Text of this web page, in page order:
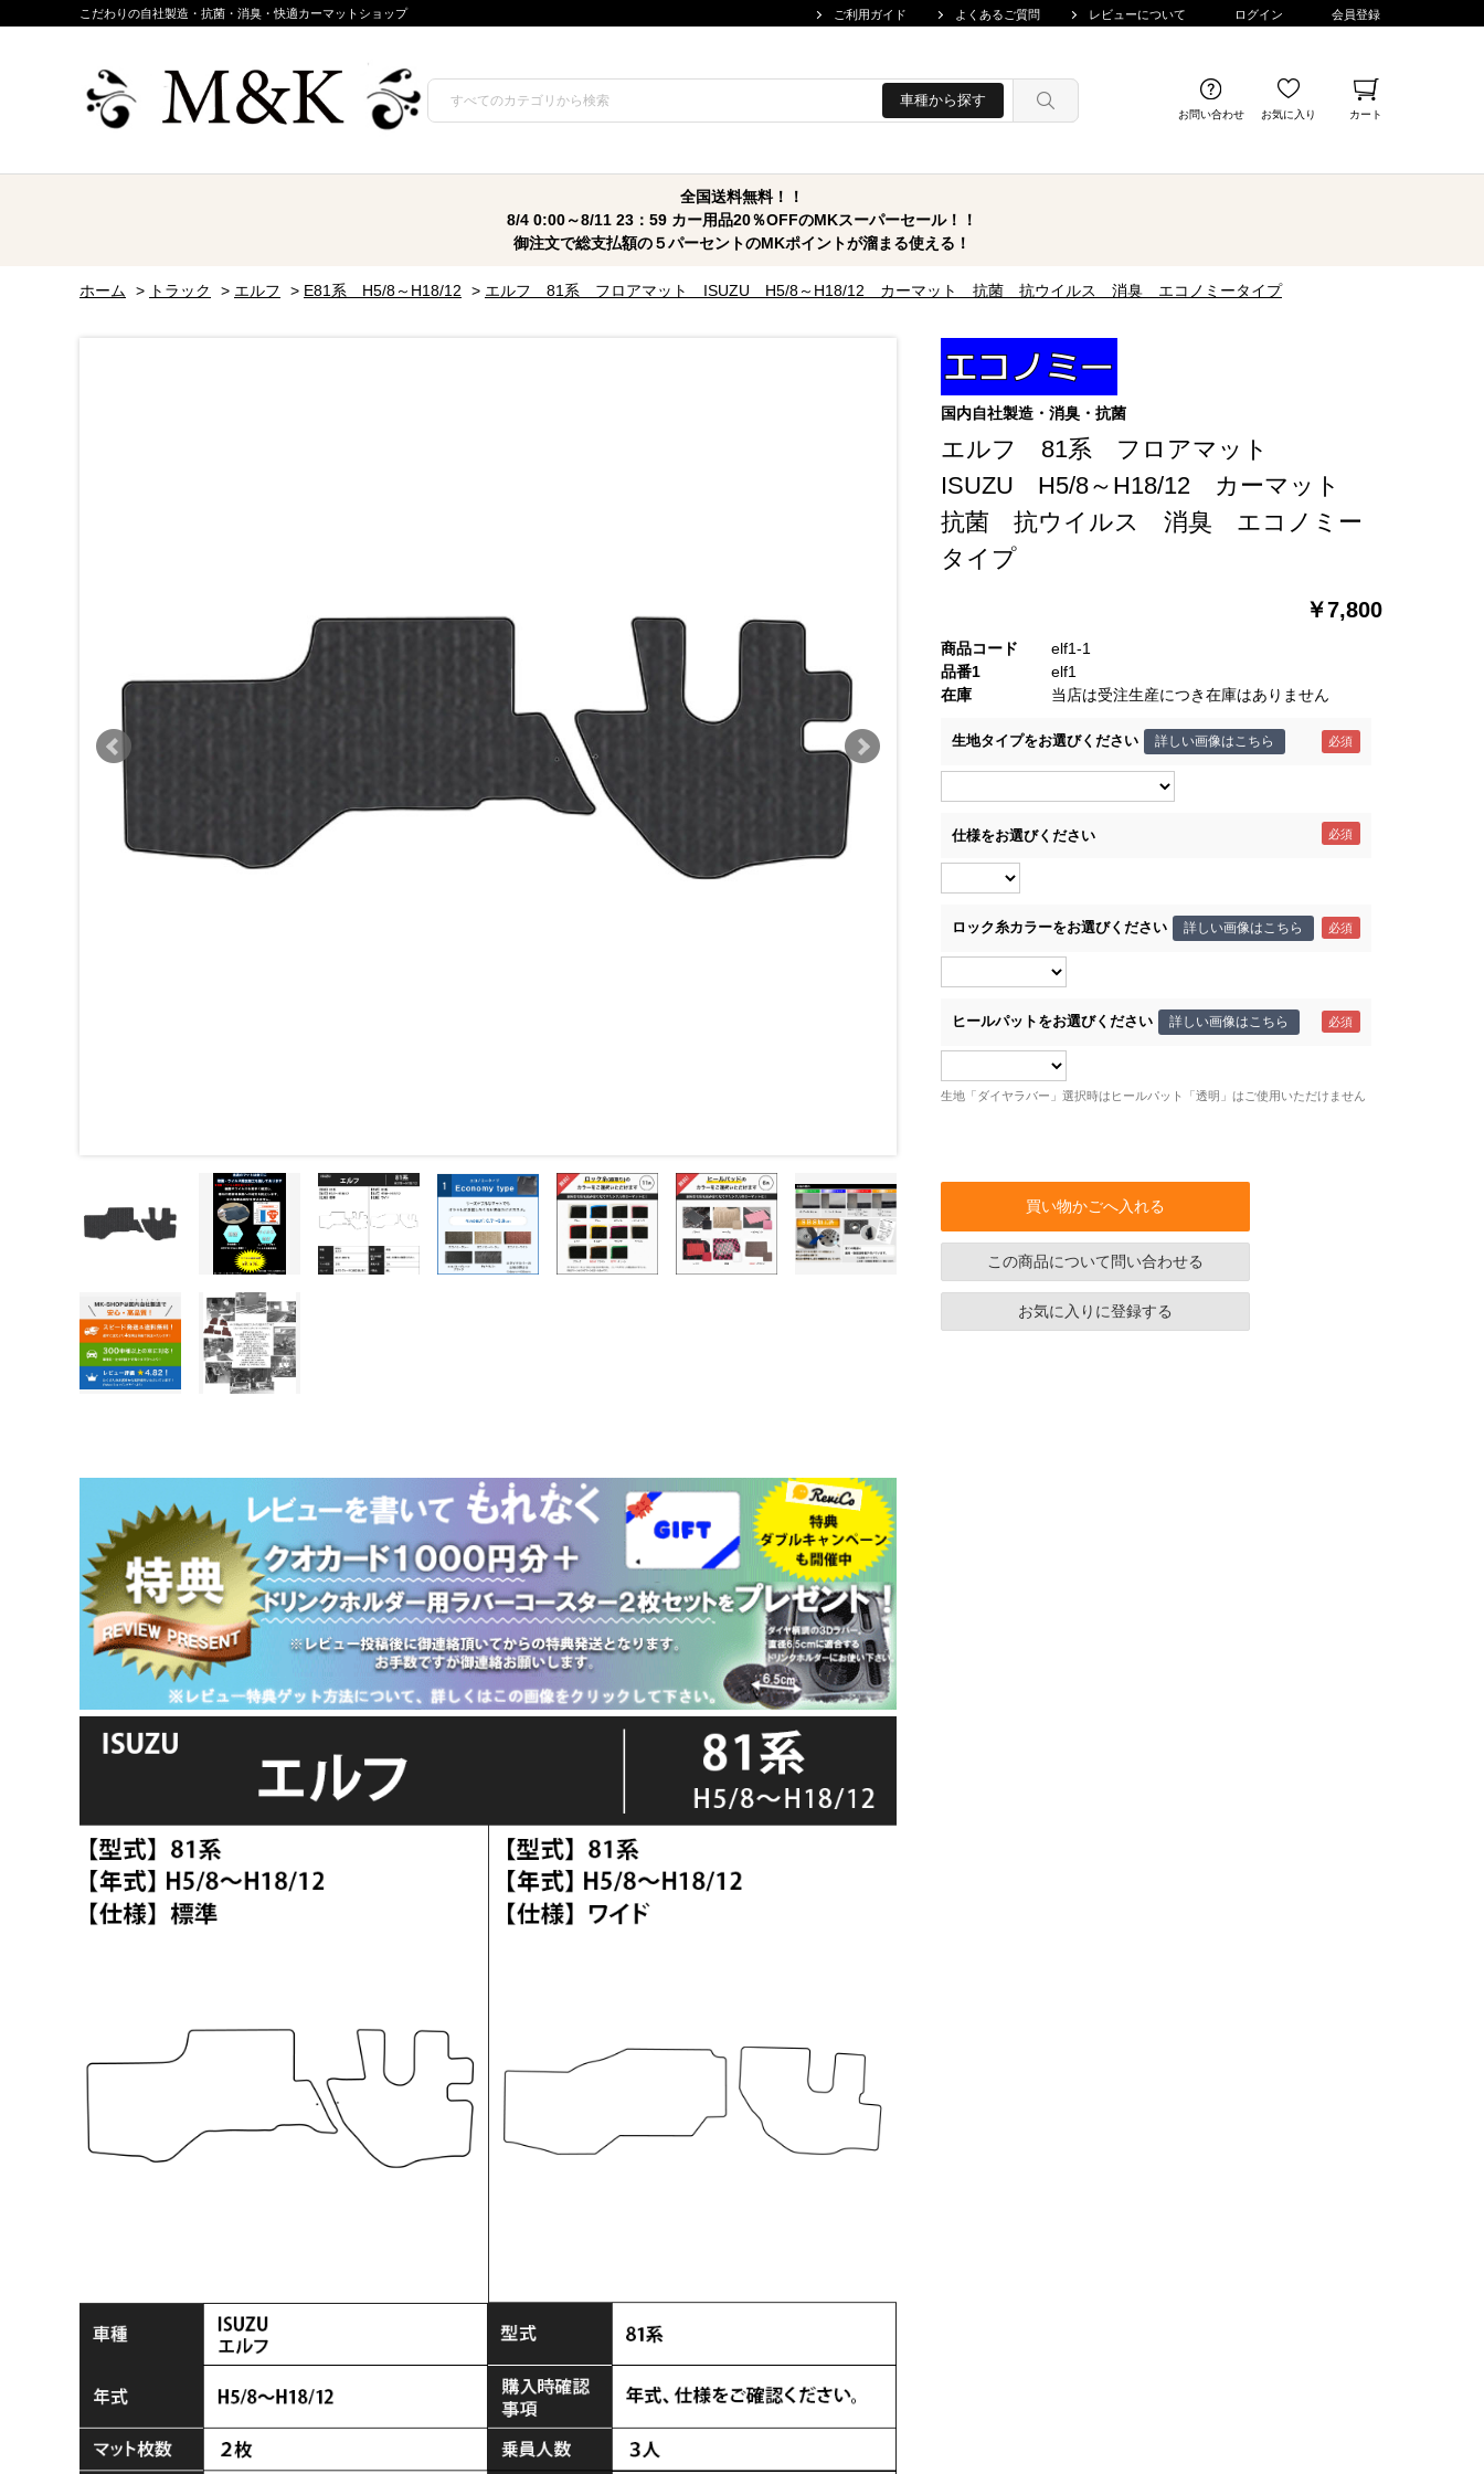
こだわりの自社製造・抗菌・消臭・快適カーマットショップ ご利用ガイド よくあるご質問 レビューについて ログイン 会員登録
車種から探す
お問い合わせ お気に入り カート
全国送料無料！！
8/4 0:00～8/11 23：59 カー用品20％OFFのMKスーパーセール！！
御注文で総支払額の５パーセントのMKポイントが溜まる使える！
ホーム > トラック > エルフ > E81系 H5/8～H18/12 > エルフ 81系 フロアマット ISUZU H5/8～H18/12 カーマット 抗菌 抗ウイルス 消臭 エコノミータイプ
国内自社製造・消臭・抗菌
エルフ 81系 フロアマット
ISUZU H5/8～H18/12 カーマット
抗菌 抗ウイルス 消臭 エコノミー
タイプ
￥7,800
商品コード
elf1-1
品番1
elf1
在庫
当店は受注生産につき在庫はありません
生地タイプをお選びください 詳しい画像はこちら
仕様をお選びください
ロック糸カラーをお選びください 詳しい画像はこちら
ヒールパットをお選びください 詳しい画像はこちら
生地「ダイヤラバー」選択時はヒールパット「透明」はご使用いただけません
買い物かごへ入れる
この商品について問い合わせる
お気に入りに登録する